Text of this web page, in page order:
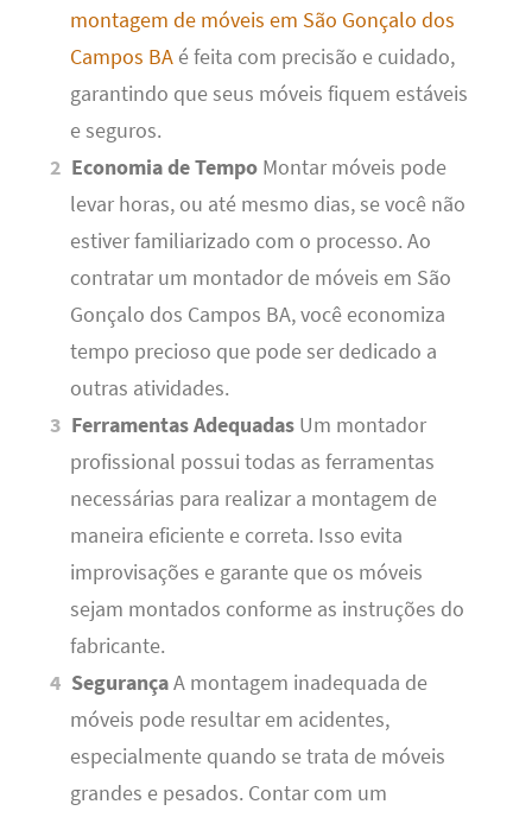
montagem de móveis em São Gonçalo dos
Campos BAé feita com precisão e cuidado,
garantindo que seus móveis fiquem estáveis
e seguros.
Economia de Tempo Montar móveis pode
levar horas, ou até mesmo dias, se você não
estiver familiarizado com o processo. Ao
contratar um montador de móveis em São
Gonçalo dos Campos BA, você economiza
tempo precioso que pode ser dedicado a
outras atividades.
Ferramentas Adequadas Um montador
profissional possui todas as ferramentas
necessárias para realizar a montagem de
maneira eficiente e correta. Isso evita
improvisações e garante que os móveis
sejam montados conforme as instruções do
fabricante.
SegurançaA montagem inadequada de
móveis pode resultar em acidentes,
especialmente quando se trata de móveis
grandes e pesados. Contar com um